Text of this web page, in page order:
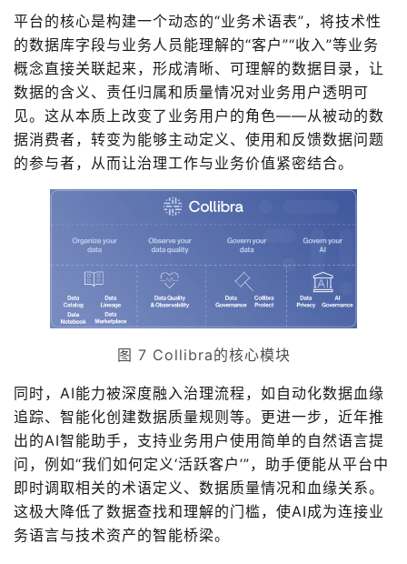
平台的核心是构建一个动态的“业务术语表”，将技术性
的数据库字段与业务人员能理解的“客户”“收入”等业务
概念直接关联起来，形成清晰、可理解的数据目录，让
数据的含义、责任归属和质量情况对业务用户透明可
见。这从本质上改变了业务用户的角色——从被动的数
据消费者，转变为能够主动定义、使用和反馈数据问题
的参与者，从而让治理工作与业务价值紧密结合。
图 7 Collibra的核心模块
同时，AI能力被深度融入治理流程，如自动化数据血缘
追踪、智能化创建数据质量规则等。更进一步，近年推
出的AI智能助手，支持业务用户使用简单的自然语言提
问，例如“我们如何定义‘活跃客户’”，助手便能从平台中
即时调取相关的术语定义、数据质量情况和血缘关系。
这极大降低了数据查找和理解的门槛，使AI成为连接业
务语言与技术资产的智能桥梁。